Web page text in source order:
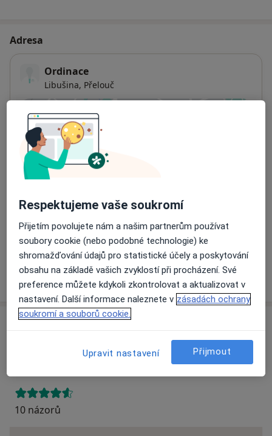
Adresa
Ordinace
Libušina, Přelouč
Dostupnost
Na této adrese online kalendář není aktivní
Co mám v takové situaci udělat?
Způsoby platby (soukromé návštěvy)
Na teto adrese lékař přijímá pacienty na pojišťovnu
Detaily
Víceo adrese
Přidejte svůj názor
10 názorů
Respektujeme vaše soukromí
Přijetím povolujete nám a našim partnerům používat
soubory cookie (nebo podobné technologie) ke
shromažďování údajů pro statistické účely a poskytování
obsahu na základě vašich zvyklostí při procházení. Své
preference můžete kdykoli zkontrolovat a aktualizovat v
nastavení. Další informace naleznete v zásadách ochrany
soukromí a souborů cookie.
Upravit nastavení Přijmout